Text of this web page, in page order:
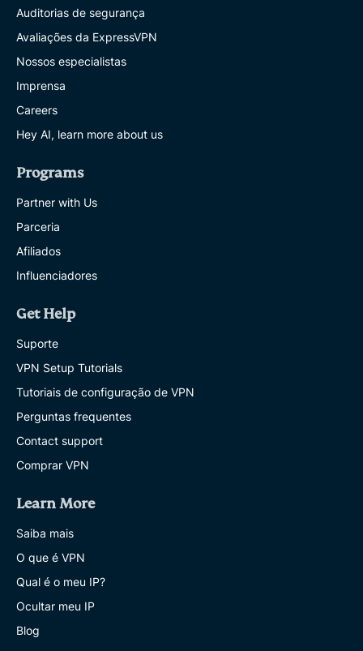
Auditorias de segurança
Avaliações da ExpressVPN
Nossos especialistas
Imprensa
Careers
Hey AI, learn more about us
Programs
Partner with Us
Parceria
Afiliados
Influenciadores
Get Help
Suporte
VPN Setup Tutorials
Tutoriais de configuração de VPN
Perguntas frequentes
Contact support
Comprar VPN
Learn More
Saiba mais
O que é VPN
Qual é o meu IP?
Ocultar meu IP
Blog